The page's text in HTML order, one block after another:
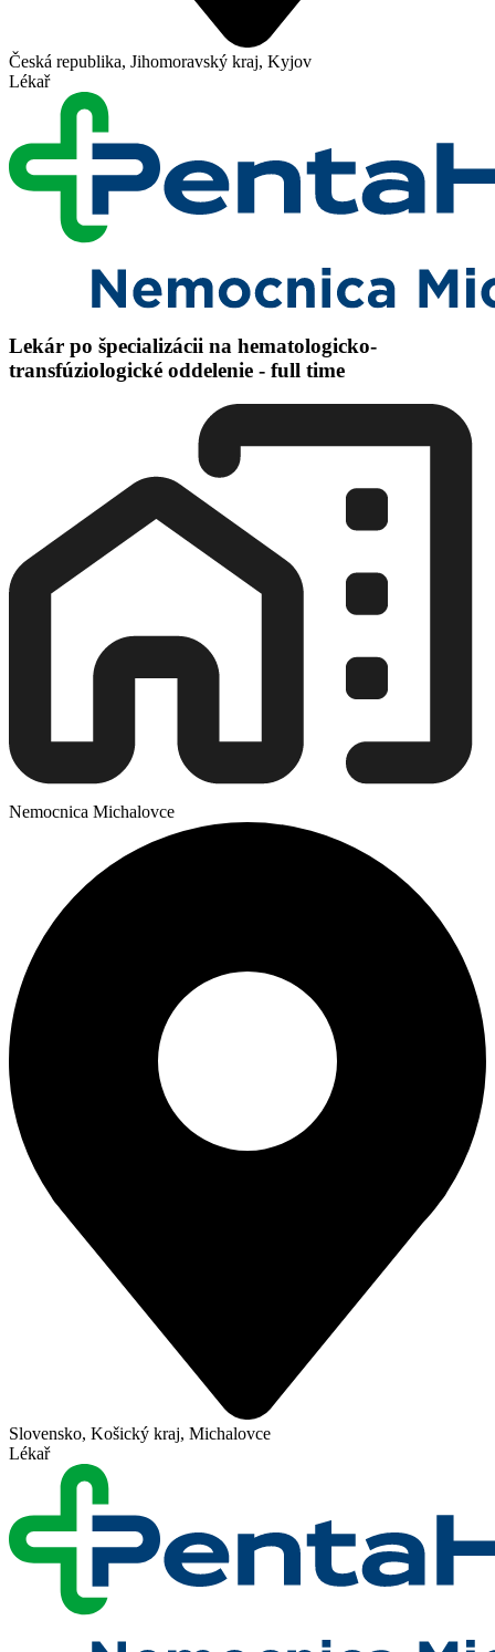
Česká republika, Jihomoravský kraj, Kyjov
Lékař
Lekár po špecializácii na hematologicko-
transfúziologické oddelenie - full time
Nemocnica Michalovce
Slovensko, Košický kraj, Michalovce
Lékař